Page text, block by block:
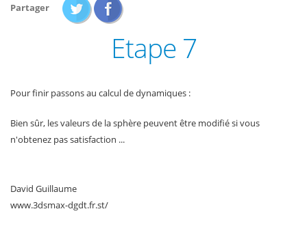
Partager
Etape 7
Pour finir passons au calcul de dynamiques :
Bien sûr, les valeurs de la sphère peuvent être modifié si vous
n'obtenez pas satisfaction ...
David Guillaume
www.3dsmax-dgdt.fr.st/